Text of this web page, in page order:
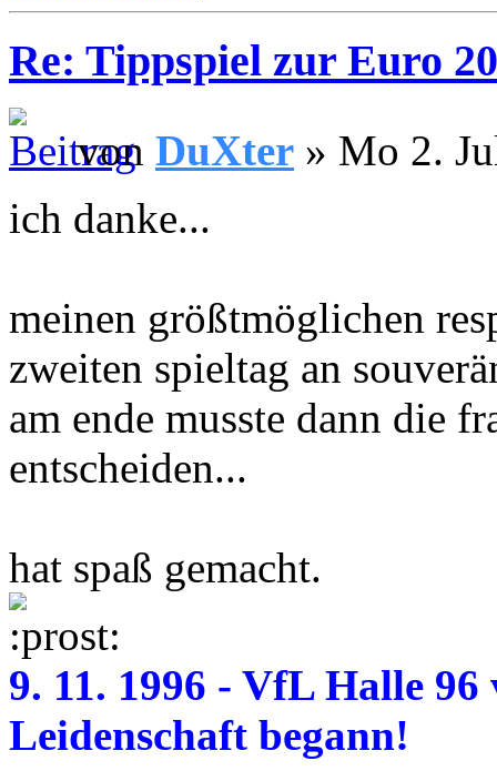
Re: Tippspiel zur Euro
von DuXter » Mo 2.
ich danke...
meinen größtmöglichen
zweiten spieltag an
am ende musste dann die
entscheiden...
hat spaß gemacht.
9. 11. 1996 - VfL Halle
Leidenschaft begann!